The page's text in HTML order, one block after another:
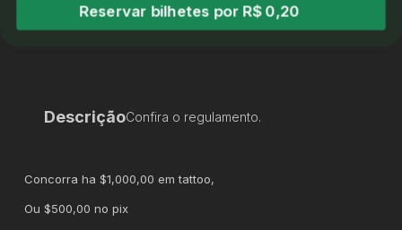
Reservar bilhetes por R$ 0,20
DescriçãoConfira o regulamento.
Concorra ha $1,000,00 em tattoo,
Ou $500,00 no pix